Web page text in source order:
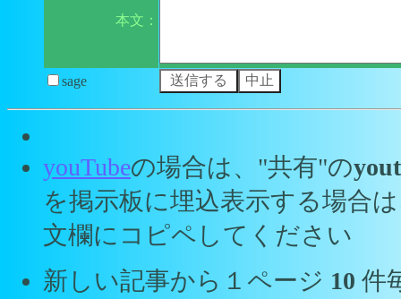
本文：
sage
youTubeの場合は、"共有"の
を掲示板に埋込表示する場合
文欄にコピペしてください
新しい記事から１ページ 10 件